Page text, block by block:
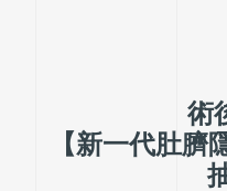
術
【新一代肚臍